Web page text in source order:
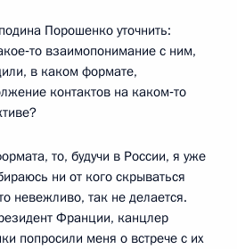
Порошенко уточнить:
взаимопонимание с ним,
в каком формате,
контактов на каком‑то
то, будучи в России, я уже
ни от кого скрываться
невежливо, так не делается.
Франции, канцлер
попросили меня о встрече с их